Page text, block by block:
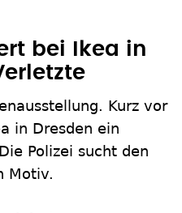
bei Ikea in
Kurz vor
in Dresden ein
Polizei sucht den
Motiv.